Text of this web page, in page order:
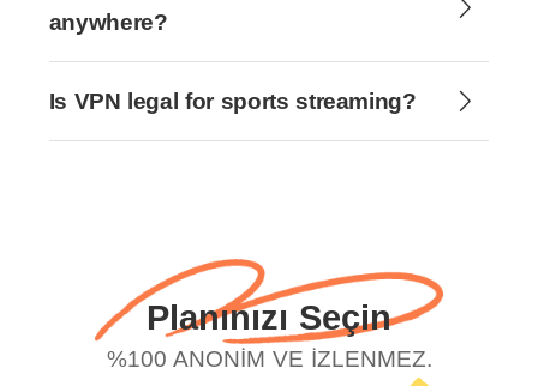
anywhere?
Is VPN legal for sports streaming?
Planınızı Seçin
%100 ANONİM VE İZLENMEZ.